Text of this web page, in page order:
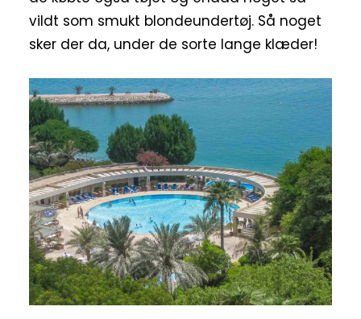
vildt som smukt blondeundertøj. Så noget
sker der da, under de sorte lange klæder!